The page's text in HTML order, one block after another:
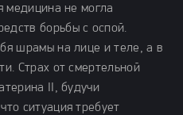
медицина не могла
борьбы с оспой.
шрамы на лице и теле, а в
Страх от смертельной
II, будучи
ситуация требует